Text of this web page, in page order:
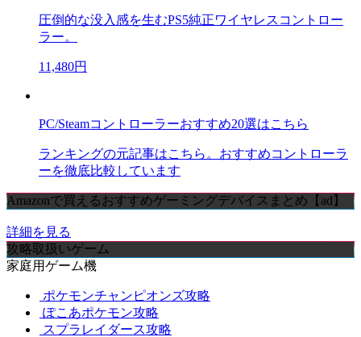
圧倒的な没入感を生むPS5純正ワイヤレスコントロー
ラー。
11,480円
PC/Steamコントローラーおすすめ20選はこちら
ランキングの元記事はこちら。おすすめコントローラ
ーを徹底比較しています
Amazonで買えるおすすめゲーミングデバイスまとめ【ad】
詳細を見る
攻略取扱いゲーム
家庭用ゲーム機
ポケモンチャンピオンズ攻略
ぽこあポケモン攻略
スプラレイダース攻略